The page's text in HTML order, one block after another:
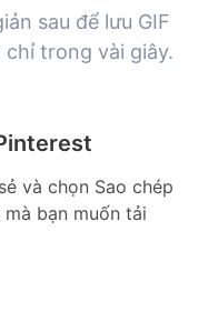
sau để lưu GIF
trong vài giây.
và chọn Sao chép
mà bạn muốn tải